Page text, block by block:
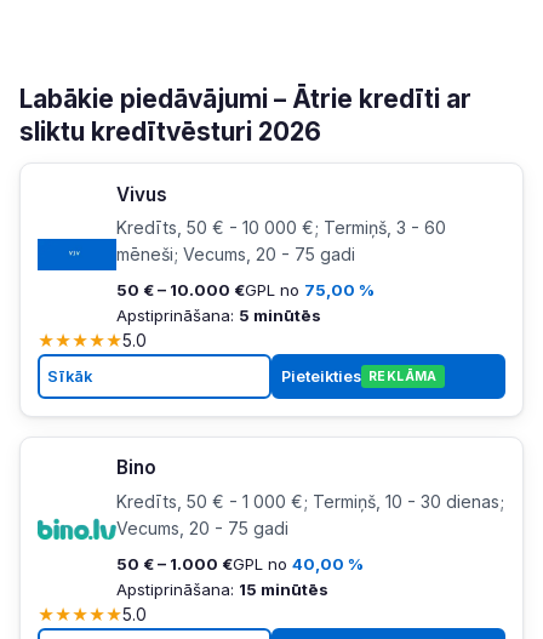
Labākie piedāvājumi – Ātrie kredīti ar
sliktu kredītvēsturi 2026
Vivus
Kredīts, 50 € - 10 000 €; Termiņš, 3 - 60
mēneši; Vecums, 20 - 75 gadi
50 € – 10.000 €GPL no 75,00 %
Apstiprināšana: 5 minūtēs
★★★★★5.0
Sīkāk Pieteikties REKLĀMA
Bino
Kredīts, 50 € - 1 000 €; Termiņš, 10 - 30 dienas;
Vecums, 20 - 75 gadi
50 € – 1.000 €GPL no 40,00 %
Apstiprināšana: 15 minūtēs
★★★★★5.0